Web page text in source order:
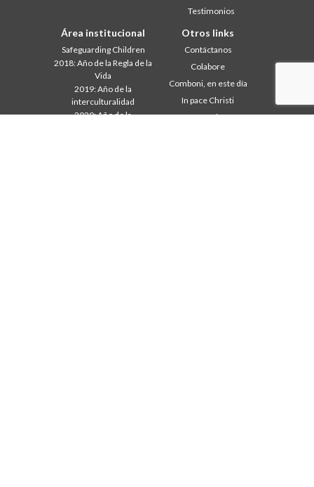
Testimonios
Área institucional
Safeguarding Children
2018: Año de la Regla de la
Vida
2019: Año de la
interculturalidad
2020: Año de la
Otros links
Contáctanos
Colabore
Comboni, en este día
In pace Christi
Agenda